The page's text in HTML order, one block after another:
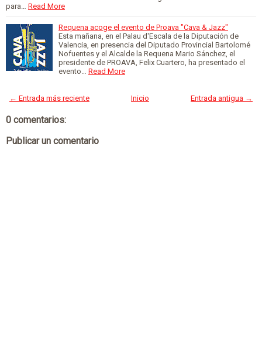
para… Read More
Requena acoge el evento de Proava "Cava & Jazz"
Esta mañana, en el Palau d'Escala de la Diputación de
Valencia, en presencia del Diputado Provincial Bartolomé
Nofuentes y el Alcalde la Requena Mario Sánchez, el
presidente de PROAVA, Felix Cuartero, ha presentado el
evento… Read More
← Entrada más reciente Entrada antigua →
Inicio
0 comentarios:
Publicar un comentario